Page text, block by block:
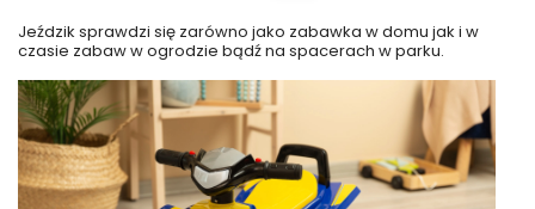
Jeździk sprawdzi się zarówno jako zabawka w domu jak i w
czasie zabaw w ogrodzie bądź na spacerach w parku.